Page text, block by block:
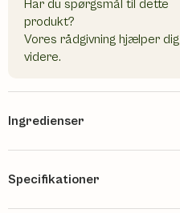
Har du spørgsmål til dette
produkt?
Vores rådgivning hjælper dig
videre.
Ingredienser
Specifikationer